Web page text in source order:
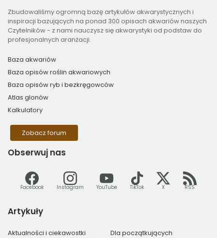
Zbudowaliśmy ogromną bazę artykułów akwarystycznych i
inspiracji bazujących na ponad 300 opisach akwariów naszych
Czytelników - z nami nauczysz się akwarystyki od podstaw do
profesjonalnych aranżacji.
Baza akwariów
Baza opisów roślin akwariowych
Baza opisów ryb i bezkręgowców
Atlas glonów
Kalkulatory
Zobacz forum
Obserwuj nas
Facebook Instagram YouTube TikTok X RSS
Artykuły
Aktualności i ciekawostki Dla początkujących